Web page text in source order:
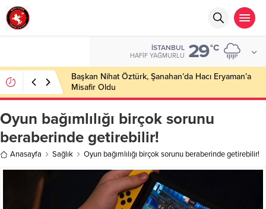
İSTANBUL
HAFIF YAĞMURLU 29°C
Başkan Nihat Öztürk, Şanahan’da Hacı Eryaman’a
Misafir Oldu
Oyun bağımlılığı birçok sorunu
beraberinde getirebilir!
Anasayfa Sağlık Oyun bağımlılığı birçok sorunu beraberinde getirebilir!